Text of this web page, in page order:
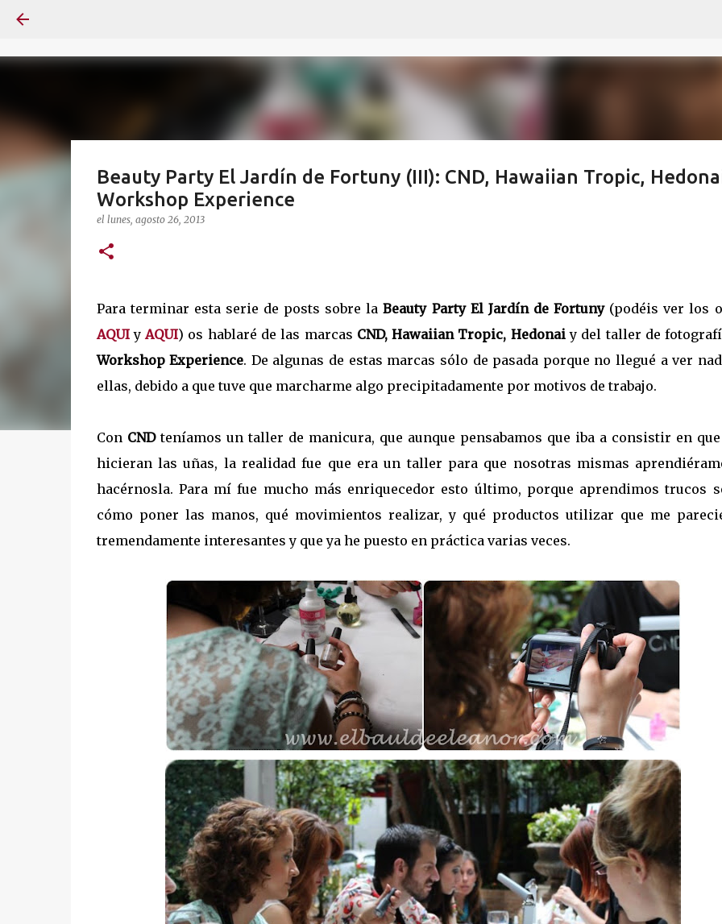
Beauty Party El Jardín de Fortuny (III): CND, Hawaiian Tropic,
Workshop Experience
el lunes, agosto 26, 2013
Para terminar esta serie de posts sobre laBeauty Party El Jardín de Fortuny(podéis ver los
AQUIyAQUI) os hablaré de las marcas CND, Hawaiian Tropic, Hedonaiy del taller de
Workshop Experience. De algunas de estas marcas sólo de pasada porque no llegué a ver
ellas, debido a que tuve que marcharme algo precipitadamente por motivos de trabajo.
Con CNDteníamos un taller de manicura, que aunque pensabamos que iba a consistir en
hicieran las uñas, la realidad fue que era un taller para que nosotras mismas
hacérnosla. Para mí fue mucho más enriquecedor esto último, porque aprendimos trucos
cómo poner las manos, qué movimientos realizar, y qué productos utilizar que me
tremendamente interesantes y que ya he puesto en práctica varias veces.